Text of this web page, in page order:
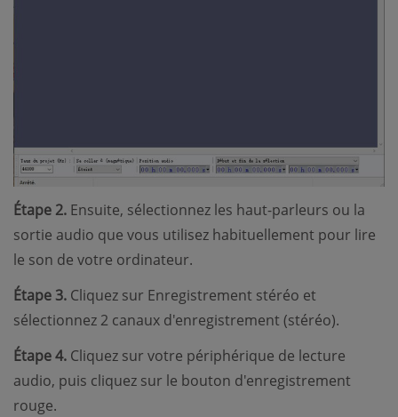
Étape 2. Ensuite, sélectionnez les haut-parleurs ou la
sortie audio que vous utilisez habituellement pour lire
le son de votre ordinateur.
Étape 3. Cliquez sur Enregistrement stéréo et
sélectionnez 2 canaux d'enregistrement (stéréo).
Étape 4. Cliquez sur votre périphérique de lecture
audio, puis cliquez sur le bouton d'enregistrement
rouge.